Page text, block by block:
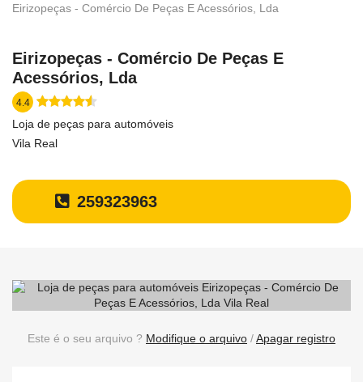
Eirizopeças - Comércio De Peças E Acessórios, Lda
Eirizopeças - Comércio De Peças E
Acessórios, Lda
4.4
Loja de peças para automóveis
Vila Real
259323963
Este é o seu arquivo ? Modifique o arquivo /Apagar registro